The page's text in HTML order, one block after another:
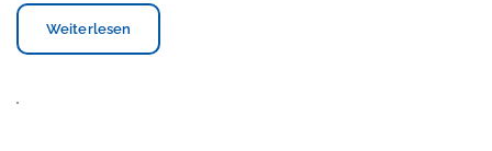
Weiterlesen